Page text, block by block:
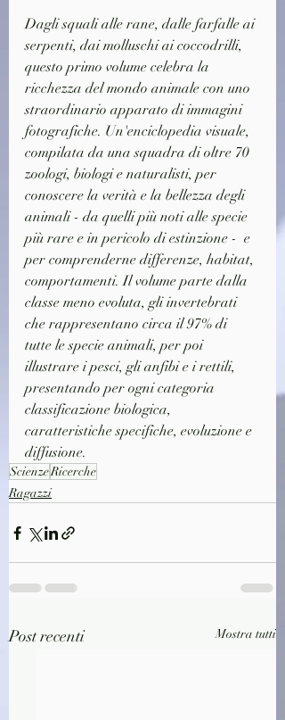
Dagli squali alle rane, dalle farfalle ai
serpenti, dai molluschi ai coccodrilli,
questo primo volume celebra la
ricchezza del mondo animale con uno
straordinario apparato di immagini
fotografiche. Un'enciclopedia visuale,
compilata da una squadra di oltre 70
zoologi, biologi e naturalisti, per
conoscere la verità e la bellezza degli
animali - da quelli più noti alle specie
più rare e in pericolo di estinzione -  e
per comprenderne differenze, habitat,
comportamenti. Il volume parte dalla
classe meno evoluta, gli invertebrati
che rappresentano circa il 97% di
tutte le specie animali, per poi
illustrare i pesci, gli anfibi e i rettili,
presentando per ogni categoria
classificazione biologica,
caratteristiche specifiche, evoluzione e
diffusione.
ScienzeRicerche
Ragazzi
Post recenti Mostra tutti